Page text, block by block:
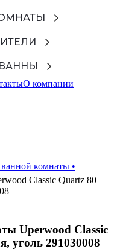
ВАННЫ
О компании
комнаты •
Classic Quartz 80
Uperwood Classic
уголь 291030008